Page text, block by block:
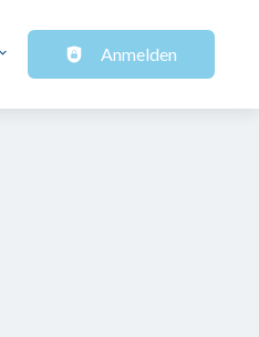
Anmelden